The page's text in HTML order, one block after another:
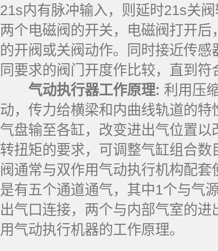
21s内有脉冲输入，则延时21s关
两个电磁阀的开关，电磁阀打开
的开阀或关阀动作。同时接近传
同要求的阀门开度作比较，直到符
气动执行器工作原理: 利用压
动，传力给横梁和内曲线轨道的
气盘输至各缸，改变进出气位置
转扭矩的要求，可调整气缸组合
阀通常与双作用气动执行机构配
是有五个通道通气，其中1个与气
出气口连接，两个与内部气室的
用气动执行机器的工作原理。